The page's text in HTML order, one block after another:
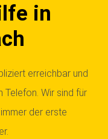
in
erreichbar und
Telefon. Wir sind für
der erste